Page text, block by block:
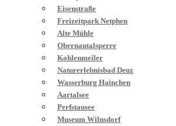
Eisenstraße
Freizeitpark Netphen
Alte Mühle
Obernautalsperre
Kohlenmeiler
Naturerlebnisbad Deuz
Wasserburg Hainchen
Aartalsee
Perfstausee
Museum Wilnsdorf